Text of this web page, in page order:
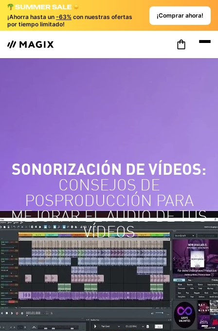
¡Ahorra hasta un -63% con nuestras ofertas
por tiempo limitado!
¡Comprar ahora!
SONORIZACIÓN DE VÍDEOS:
CONSEJOS DE
POSPRODUCCIÓN PARA
MEJORAR EL AUDIO DE TUS
VÍDEOS